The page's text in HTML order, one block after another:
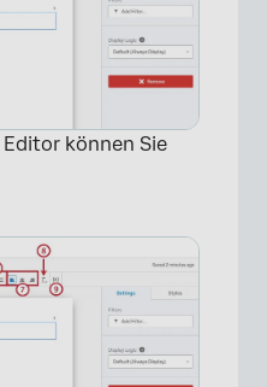
×
können Sie